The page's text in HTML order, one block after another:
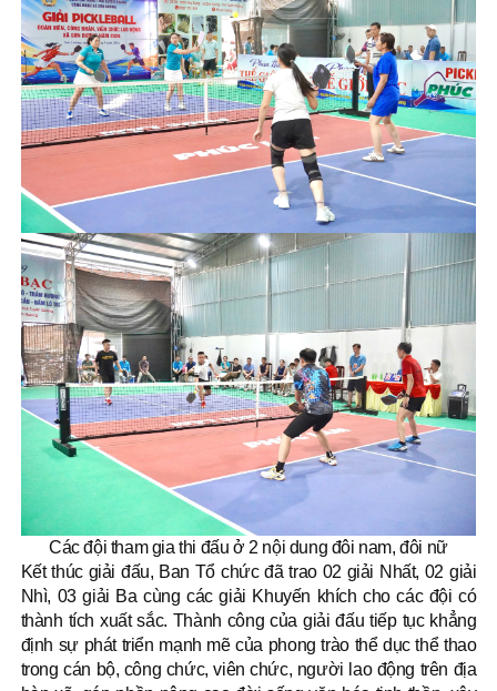
Các đội tham gia thi đấu ở 2 nội dung đôi nam, đôi nữ
Kết thúc giải đấu, Ban Tổ chức đã trao 02 giải Nhất, 02 giải
Nhì, 03 giải Ba cùng các giải Khuyến khích cho các đội có
thành tích xuất sắc. Thành công của giải đấu tiếp tục khẳng
định sự phát triển mạnh mẽ của phong trào thể dục thể thao
trong cán bộ, công chức, viên chức, người lao động trên địa